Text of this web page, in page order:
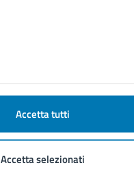
Accetta tutti
Accetta selezionati
- 80133